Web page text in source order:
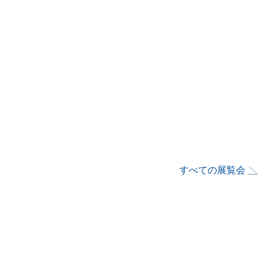
すべての展覧会